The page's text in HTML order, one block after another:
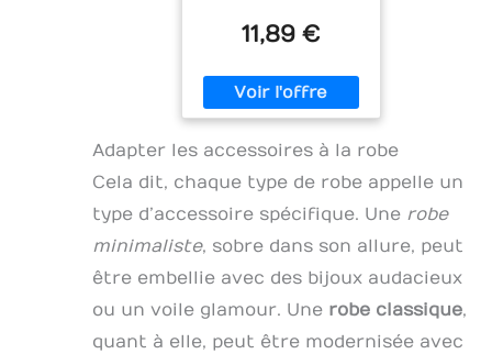
11,89 €
Adapter les accessoires à la robe
Cela dit, chaque type de robe appelle un
type d’accessoire spécifique. Une robe
minimaliste, sobre dans son allure, peut
être embellie avec des bijoux audacieux
ou un voile glamour. Une robe classique,
quant à elle, peut être modernisée avec